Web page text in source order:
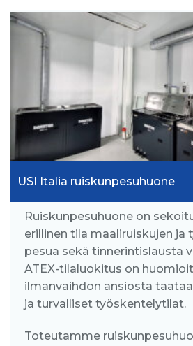
USI Italia ruiskunpesuhuone
Ruiskunpesuhuone on
erillinen tila maaliruiskujen ja
pesua sekä tinnerintislausta
ATEX-tilaluokitus on
ilmanvaihdon ansiosta
ja turvalliset työskentelytilat.
Toteutamme